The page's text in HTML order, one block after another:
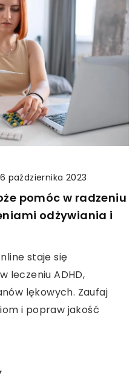
października 2023
pomóc w radzeniu
odżywiania i
staje się
leczeniu ADHD,
lękowych. Zaufaj
i popraw jakość